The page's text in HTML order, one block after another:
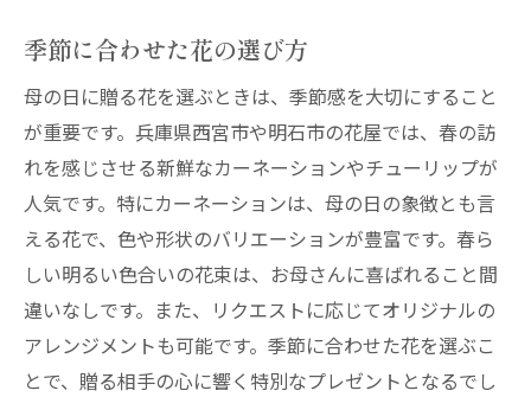
季節に合わせた花の選び方
母の日に贈る花を選ぶときは、季節感を大切にすること
が重要です。兵庫県西宮市や明石市の花屋では、春の訪
れを感じさせる新鮮なカーネーションやチューリップが
人気です。特にカーネーションは、母の日の象徴とも言
える花で、色や形状のバリエーションが豊富です。春ら
しい明るい色合いの花束は、お母さんに喜ばれること間
違いなしです。また、リクエストに応じてオリジナルの
アレンジメントも可能です。季節に合わせた花を選ぶこ
とで、贈る相手の心に響く特別なプレゼントとなるでし